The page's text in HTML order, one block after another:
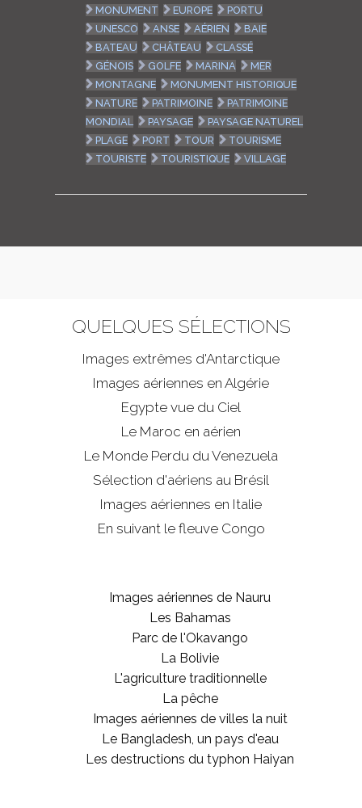
MONUMENT EUROPE
PORTU
UNESCO
ANSE AÉRIEN
BAIE
BATEAU
CHÂTEAU
CLASSÉ
GÉNOIS
GOLFE MARINA
MER
MONTAGNE
MONUMENT HISTORIQUE
NATURE
PATRIMOINE
PATRIMOINE
MONDIAL
PAYSAGE
PAYSAGE NATUREL
PLAGE
PORT TOUR
TOURISME
TOURISTE
TOURISTIQUE VILLAGE
QUELQUES SÉLECTIONS
Images extrêmes d'Antarctique
Images aériennes en Algérie
Egypte vue du Ciel
Le Maroc en aérien
Le Monde Perdu du Venezuela
Sélection d'aériens au Brésil
Images aériennes en Italie
En suivant le fleuve Congo
Images aériennes de Nauru
Les Bahamas
Parc de l'Okavango
La Bolivie
L'agriculture traditionnelle
La pêche
Images aériennes de villes la nuit
Le Bangladesh, un pays d'eau
Les destructions du typhon Haiyan